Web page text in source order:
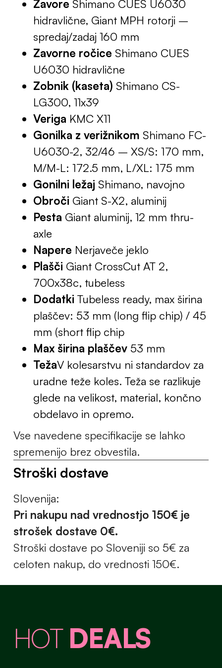
Zavore Shimano CUES U6030
hidravlične, Giant MPH rotorji –
spredaj/zadaj 160 mm
Zavorne ročice Shimano CUES
U6030 hidravlične
Zobnik (kaseta) Shimano CS-
LG300, 11x39
Veriga KMC X11
Gonilka z verižnikom Shimano FC-
U6030-2, 32/46 – XS/S: 170 mm,
M/M-L: 172.5 mm, L/XL: 175 mm
Gonilni ležaj Shimano, navojno
Obroči Giant S-X2, aluminij
Pesta Giant aluminij, 12 mm thru-
axle
Napere Nerjaveče jeklo
Plašči Giant CrossCut AT 2,
700x38c, tubeless
Dodatki Tubeless ready, max širina
plaščev: 53 mm (long flip chip) / 45
mm (short flip chip
Max širina plaščev 53 mm
TežaV kolesarstvu ni standardov za
uradne teže koles. Teža se razlikuje
glede na velikost, material, končno
obdelavo in opremo.
Vse navedene specifikacije se lahko
spremenijo brez obvestila.
Stroški dostave
Slovenija:
Pri nakupu nad vrednostjo 150€ je
strošek dostave 0€.
Stroški dostave po Sloveniji so 5€ za
celoten nakup, do vrednosti 150€.
HOT DEALS